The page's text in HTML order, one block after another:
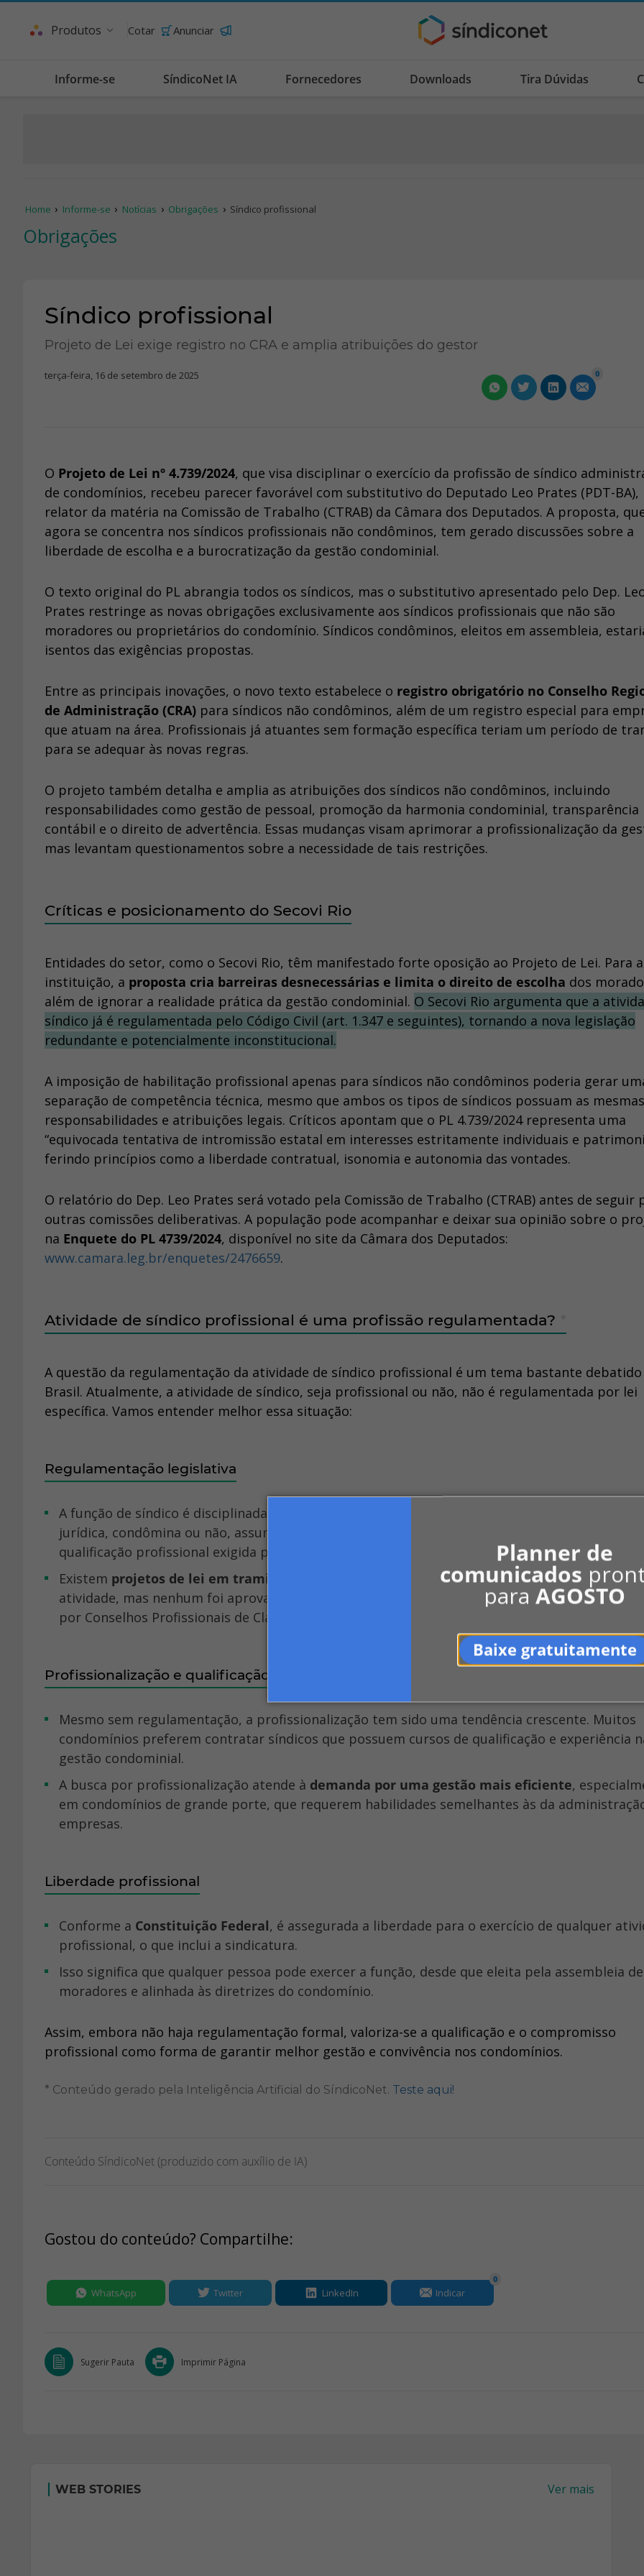
Planner de
comunicados
paraAGOSTO
Baixe gratuitamente
Produtos Cotar Anunciar
Informe-se SíndicoNet IA Fornecedores Downloads Tira Dúvidas
Home Informe-se Notícias Obrigações Síndico profissional
Obrigações
Síndico profissional
Projeto de Lei exige registro no CRA e amplia atribuições do gestor
terça-feira, 16 de setembro de 2025 0
O Projeto de Lei nº 4.739/2024, que visa disciplinar o exercício da profissão de síndico
de condomínios, recebeu parecer favorável com substitutivo do Deputado Leo Prates (PDT-BA),
relator da matéria na Comissão de Trabalho (CTRAB) da Câmara dos Deputados. A proposta,
agora se concentra nos síndicos profissionais não condôminos, tem gerado discussões sobre a
liberdade de escolha e a burocratização da gestão condominial.
O texto original do PL abrangia todos os síndicos, mas o substitutivo apresentado pelo Dep.
Prates restringe as novas obrigações exclusivamente aos síndicos profissionais que não são
moradores ou proprietários do condomínio. Síndicos condôminos, eleitos em assembleia,
isentos das exigências propostas.
Entre as principais inovações, o novo texto estabelece o registro obrigatório no Conselho
de Administração (CRA) para síndicos não condôminos, além de um registro especial para
que atuam na área. Profissionais já atuantes sem formação específica teriam um período de
para se adequar às novas regras.
O projeto também detalha e amplia as atribuições dos síndicos não condôminos, incluindo
responsabilidades como gestão de pessoal, promoção da harmonia condominial, transparência
contábil e o direito de advertência. Essas mudanças visam aprimorar a profissionalização da
mas levantam questionamentos sobre a necessidade de tais restrições.
Críticas e posicionamento do Secovi Rio
Entidades do setor, como o Secovi Rio, têm manifestado forte oposição ao Projeto de Lei. Para a
instituição, a proposta cria barreiras desnecessárias e limita o direito de escolha dos
além de ignorar a realidade prática da gestão condominial. O Secovi Rio argumenta que a
síndico já é regulamentada pelo Código Civil (art. 1.347 e seguintes), tornando a nova legislação
redundante e potencialmente inconstitucional.
A imposição de habilitação profissional apenas para síndicos não condôminos poderia gerar
separação de competência técnica, mesmo que ambos os tipos de síndicos possuam as mesmas
responsabilidades e atribuições legais. Críticos apontam que o PL 4.739/2024 representa uma
“equivocada tentativa de intromissão estatal em interesses estritamente individuais e
ferindo princípios como a liberdade contratual, isonomia e autonomia das vontades.
O relatório do Dep. Leo Prates será votado pela Comissão de Trabalho (CTRAB) antes de seguir
outras comissões deliberativas. A população pode acompanhar e deixar sua opinião sobre o
na Enquete do PL 4739/2024, disponível no site da Câmara dos Deputados:
www.camara.leg.br/enquetes/2476659.
Atividade de síndico profissional é uma profissão regulamentada?
A questão da regulamentação da atividade de síndico profissional é um tema bastante
Brasil. Atualmente, a atividade de síndico, seja profissional ou não, não é regulamentada por lei
específica. Vamos entender melhor essa situação:
Regulamentação legislativa
A função de síndico é disciplinada pelo
jurídica, condômina ou não, assuma essa posição. Não há necessidade de formação específica
qualificação profissional exigida por lei.
Existem projetos de lei em tramitação
, como o PL 348/2018, que propõem regulamentar a
atividade, mas nenhum foi aprovado até o momento. Portanto, não há um controle dessa
por Conselhos Profissionais de Classe.
Profissionalização e qualificação
Mesmo sem regulamentação, a profissionalização tem sido uma tendência crescente. Muitos
condomínios preferem contratar síndicos que possuem cursos de qualificação e experiência
gestão condominial.
A busca por profissionalização atende à demanda por uma gestão mais eficiente,
em condomínios de grande porte, que requerem habilidades semelhantes às da
empresas.
Liberdade profissional
Conforme a Constituição Federal, é assegurada a liberdade para o exercício de qualquer
profissional, o que inclui a sindicatura.
Isso significa que qualquer pessoa pode exercer a função, desde que eleita pela assembleia de
moradores e alinhada às diretrizes do condomínio.
Assim, embora não haja regulamentação formal, valoriza-se a qualificação e o compromisso
profissional como forma de garantir melhor gestão e convivência nos condomínios.
* Conteúdo gerado pela Inteligência Artificial do SíndicoNet. Teste aqui!
Conteúdo SíndicoNet (produzido com auxílio de IA)
Gostou do conteúdo? Compartilhe:
WhatsApp Twitter LinkedIn Indicar
0
Sugerir Pauta Imprimir Página
WEB STORIES Ver mais